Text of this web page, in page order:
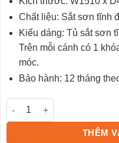
Chất liệu: Sắt sơn tĩnh
Kiểu dáng: Tủ sắt sơn
Trên mỗi cánh có 1
móc.
Bảo hành: 12 tháng
Tủ locker 30 ngăn TU986-
THÊM